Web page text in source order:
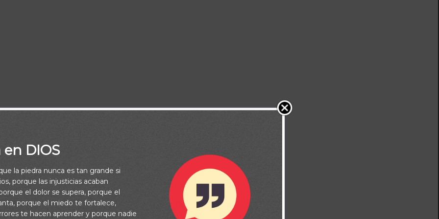
de responsabilidad que esté centrado en Cristo, sea
confianza, y que siempre hable de Tu verdad en mi vida. En
DIOS
la piedra nunca es tan grande si
porque las injusticias acaban
el dolor se supera, porque el
porque el miedo te fortalece,
te hacen aprender y porque nadie